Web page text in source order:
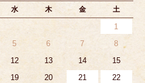
水 木 金 土
1
5 6 7
8
12 13 14
15
19 20 21
22